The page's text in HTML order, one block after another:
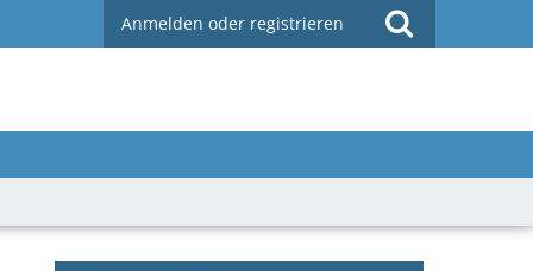
Anmelden oder registrieren